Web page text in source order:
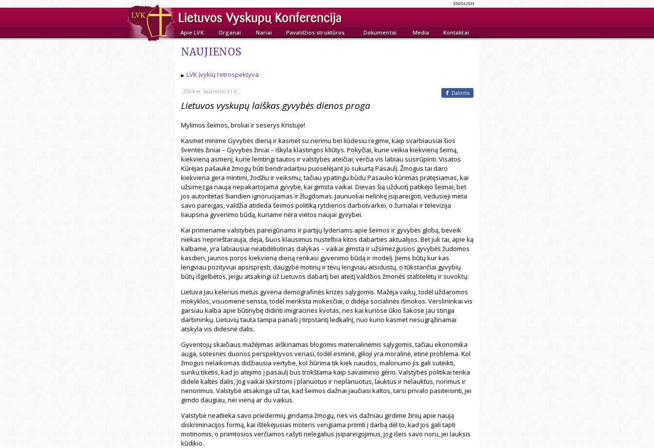
Apie LVK Organai Nariai Pavaldžios struktūros Dokumentai Media Kontaktai
NAUJIENOS
LVK įvykių retrospektyva
Dalintis
2004 m. balandžio 21 d.
Lietuvos vyskupų laiškas gyvybės dienos proga
Mylimos šeimos, broliai ir seserys Kristuje!
Kasmet minime Gyvybės dieną ir kasmet su nerimu bei liūdesiu regime, kaip svarbiausiai šios
šventės žiniai – Gyvybės žiniai – iškyla klastingos kliūtys. Pokyčiai, kurie veikia kiekvieną šeimą,
kiekvieną asmenį, kurie lemtingi tautos ir valstybės ateičiai, verčia vis labiau susirūpinti. Visatos
Kūrėjas pašaukė žmogų būti bendradarbiu puoselėjant Jo sukurtą Pasaulį. Žmogus tai daro
kiekviena gera mintimi, žodžiu ir veiksmu, tačiau ypatingu būdu Pasaulio kūrimas pratęsiamas, kai
užsimezga nauja nepakartojama gyvybė, kai gimsta vaikai. Dievas šią užduotį patikėjo šeimai, bet
jos autoritetas šiandien ignoruojamas ir žlugdomas. Jaunuoliai nelinkę įsipareigoti, vedusieji meta
savo pareigas, valdžia atideda šeimos politiką rytdienos darbotvarkei, o žurnalai ir televizija
liaupsina gyvenimo būdą, kuriame nėra vietos naujai gyvybei.
Kai primename valstybės pareigūnams ir partijų lyderiams apie šeimos ir gyvybės globą, beveik
niekas neprieštarauja, deja, šiuos klausimus nustelbia kitos dabarties aktualijos. Bet juk tai, apie ką
kalbame, yra labiausiai neatidėliotinas dalykas – vaikai gimsta ir užsimezgusios gyvybės žudomos
kasdien, jaunos poros kiekvieną dieną renkasi gyvenimo būdą ir modelį. Jiems būtų kur kas
lengviau pozityviai apsispręsti, daugybė motinų ir tėvų lengviau atsidustų, o tūkstančiai gyvybių
būtų išgelbėtos, jeigu atsakingi už Lietuvos dabartį bei ateitį valdžios žmonės stabtelėtų ir suvoktų:
Lietuva jau kelerius metus gyvena demografinės krizės sąlygomis. Mažėja vaikų, todėl uždaromos
mokyklos, visuomenė sensta, todėl menksta mokesčiai, o didėja socialinės išmokos. Verslininkai vis
garsiau kalba apie būtinybę didinti imigracines kvotas, nes kai kuriose ūkio šakose jau stinga
darbininkų. Lietuvių tauta tampa panaši į tirpstantį ledkalnį, nuo kurio kasmet nesugrąžinamai
atskyla vis didesnė dalis.
Gyventojų skaičiaus mažėjimas aiškinamas blogomis materialinėmis sąlygomis, tačiau ekonomika
auga, sotesnės duonos perspektyvos veriasi, todėl esminė, gilioji yra moralinė, etinė problema. Kol
žmogus nelaikomas didžiausia vertybe, kol žiūrima tik kiek naudos, malonumo jis gali suteikti,
sunku tikėtis, kad jo atėjimo į pasaulį bus trokštama kaip savaiminio gėrio. Valstybės politikai tenka
didelė kaltės dalis, jog vaikai skirstomi į planuotus ir neplanuotus, lauktus ir nelauktus, norimus ir
nenorimus. Valstybė atsakinga už tai, kad šeimos dažnai jaučiasi kaltos, tarsi privalo pasiteisinti, jei
gimdo daugiau, nei vieną ar du vaikus.
Valstybė neatlieka savo priedermių gindama žmogų, nes vis dažniau girdime žinių apie naują
diskriminacijos formą, kai ištekėjusias moteris vengiama priimti į darbą dėl to, kad jos gali tapti
motinomis, o priimtosios verčiamos rašyti nelegalius įsipareigojimus, jog išeis savo noru, jei lauksis
kūdikio.